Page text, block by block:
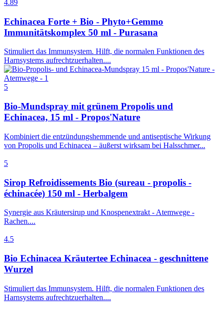
4.89
Echinacea Forte + Bio - Phyto+Gemmo
Immunitätskomplex 50 ml - Purasana
Stimuliert das Immunsystem. Hilft, die normalen Funktionen des
Harnsystems aufrechtzuerhalten....
5
Bio-Mundspray mit grünem Propolis und
Echinacea, 15 ml - Propos'Nature
Kombiniert die entzündungshemmende und antiseptische Wirkung
von Propolis und Echinacea – äußerst wirksam bei Halsschmer...
5
Sirop Refroidissements Bio (sureau - propolis -
échinacée) 150 ml - Herbalgem
Synergie aus Kräutersirup und Knospenextrakt - Atemwege -
Rachen....
4.5
Bio Echinacea Kräutertee Echinacea - geschnittene
Wurzel
Stimuliert das Immunsystem. Hilft, die normalen Funktionen des
Harnsystems aufrechtzuerhalten....